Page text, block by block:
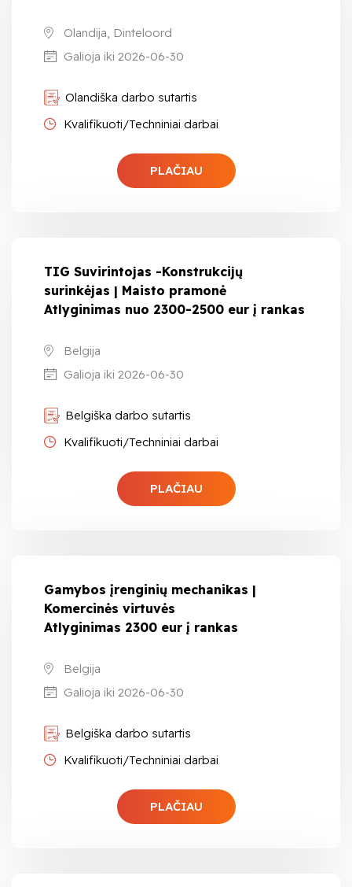
Olandija, Dinteloord
Galioja iki 2026-06-30
Olandiška darbo sutartis
Kvalifikuoti/Techniniai darbai
PLAČIAU
TIG Suvirintojas -Konstrukcijų
surinkėjas | Maisto pramonė
Atlyginimas nuo 2300-2500 eur į rankas
Belgija
Galioja iki 2026-06-30
Belgiška darbo sutartis
Kvalifikuoti/Techniniai darbai
PLAČIAU
Gamybos įrenginių mechanikas |
Komercinės virtuvės
Atlyginimas 2300 eur į rankas
Belgija
Galioja iki 2026-06-30
Belgiška darbo sutartis
Kvalifikuoti/Techniniai darbai
PLAČIAU